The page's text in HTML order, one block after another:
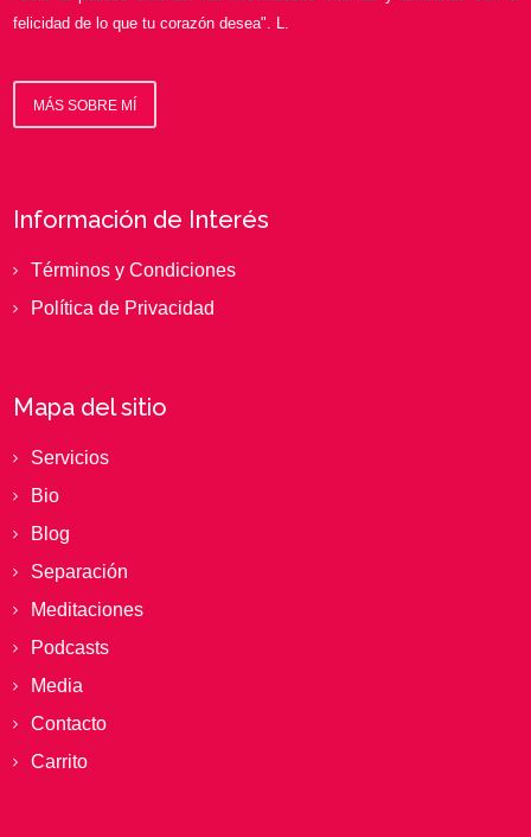
felicidad de lo que tu corazón desea". L.
MÁS SOBRE MÍ
Información de Interés
Términos y Condiciones
Política de Privacidad
Mapa del sitio
Servicios
Bio
Blog
Separación
Meditaciones
Podcasts
Media
Contacto
Carrito